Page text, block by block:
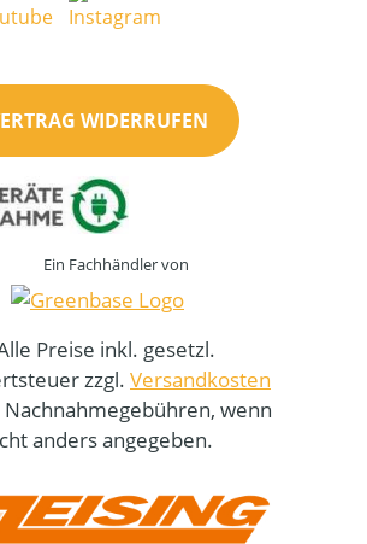
WIDERRUFEN
Ein Fachhändler von
Preise inkl. gesetzl.
zzgl. Versandkosten
Nachnahmegebühren, wenn
anders angegeben.